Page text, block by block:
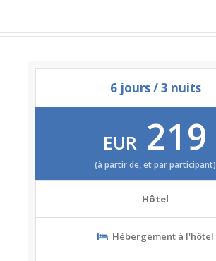
6 jours / 3 nuits
EUR 219
(à partir de, et par participant)
Hôtel
Hébergement à l'hôtel